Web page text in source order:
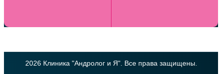
2026 Клиника "Андролог и Я". Все права защищены.